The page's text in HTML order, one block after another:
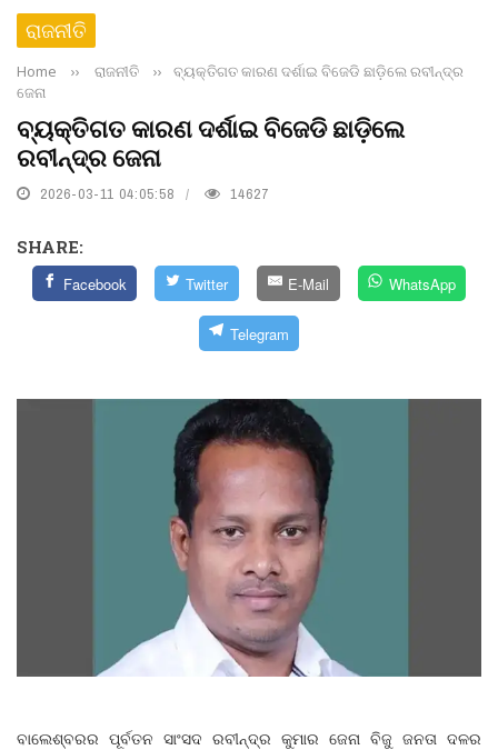
ରାଜନୀତି
Home ›› ରାଜନୀତି ››
ବ୍ୟକ୍ତିଗତ କାରଣ ଦର୍ଶାଇ ବିଜେଡି ଛାଡ଼ିଲେ ରବୀନ୍ଦ୍ର
ଜେନା
ବ୍ୟକ୍ତିଗତ କାରଣ ଦର୍ଶାଇ ବିଜେଡି ଛାଡ଼ିଲେ
ରବୀନ୍ଦ୍ର ଜେନା
2026-03-11 04:05:58 14627
SHARE:
Facebook Twitter E-Mail WhatsApp
Telegram
ବାଲେଶ୍ବରର ପୂର୍ବତନ ସାଂସଦ ରବୀନ୍ଦ୍ର କୁମାର ଜେନା ବିଜୁ ଜନତା ଦଳର